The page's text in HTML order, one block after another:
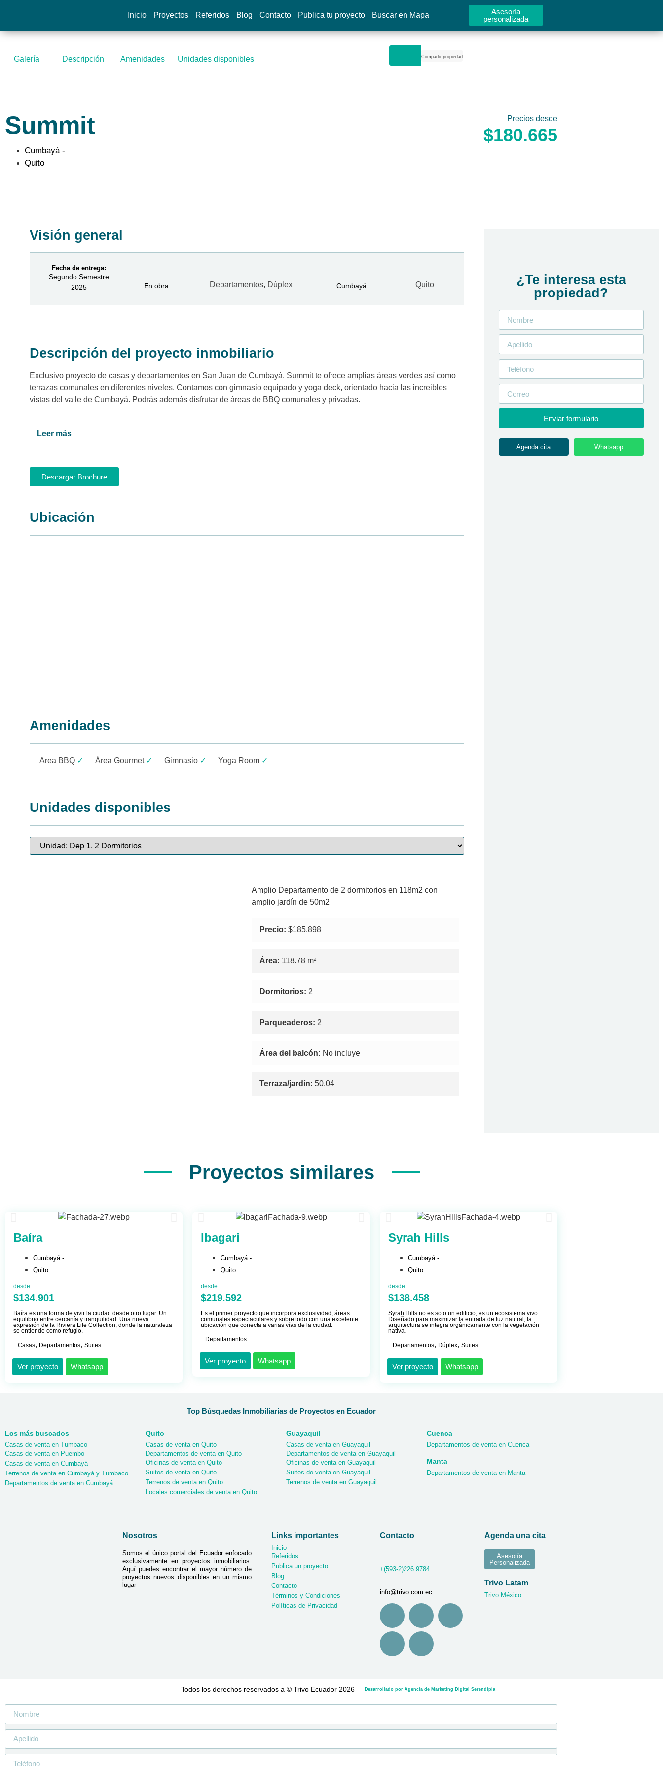
Inicio Proyectos Referidos Blog Contacto Publica tu proyecto Buscar en Mapa
Asesoría
personalizada
Galería Descripción Amenidades Unidades disponibles Compartir propiedad
Summit
Cumbayá -
Quito
Precios desde
$180.665
Visión general
Fecha de entrega:
Segundo Semestre
2025
En obra Departamentos, Dúplex Cumbayá Quito
Descripción del proyecto inmobiliario
Exclusivo proyecto de casas y departamentos en San Juan de Cumbayá. Summit te ofrece amplias áreas verdes así como
terrazas comunales en diferentes niveles. Contamos con gimnasio equipado y yoga deck, orientado hacia las increibles
vistas del valle de Cumbayá. Podrás además disfrutar de áreas de BBQ comunales y privadas.
Leer más
Descargar Brochure
Ubicación
Amenidades
Area BBQ ✓ Área Gourmet✓ Gimnasio ✓ Yoga Room ✓
Unidades disponibles
Amplio Departamento de 2 dormitorios en 118m2 con
amplio jardín de 50m2
Precio: $185.898
Área: 118.78 m²
Dormitorios: 2
Parqueaderos: 2
Área del balcón: No incluye
Terraza/jardín: 50.04
¿Te interesa esta
propiedad?
Enviar formulario
Agenda cita Whatsapp
Proyectos similares
Baíra
Cumbayá -
Quito
desde
$134.901
Baíra es una forma de vivir la ciudad desde otro lugar. Un
equilibrio entre cercanía y tranquilidad. Una nueva
expresión de la Riviera Life Collection, donde la naturaleza
se entiende como refugio.
Casas, Departamentos, Suites
Ver proyecto Whatsapp
Ibagari
Cumbayá -
Quito
desde
$219.592
Es el primer proyecto que incorpora exclusividad, áreas
comunales espectaculares y sobre todo con una excelente
ubicación que conecta a varias vías de la ciudad.
Departamentos
Ver proyecto Whatsapp
Syrah Hills
Cumbayá -
Quito
desde
$138.458
Syrah Hills no es solo un edificio; es un ecosistema vivo.
Diseñado para maximizar la entrada de luz natural, la
arquitectura se integra orgánicamente con la vegetación
nativa.
Departamentos, Dúplex, Suites
Ver proyecto Whatsapp
Top Búsquedas Inmobiliarias de Proyectos en Ecuador
Los más buscados
Casas de venta en Tumbaco
Casas de venta en Puembo
Casas de venta en Cumbayá
Terrenos de venta en Cumbayá y Tumbaco
Departamentos de venta en Cumbayá
Quito
Casas de venta en Quito
Departamentos de venta en Quito
Oficinas de venta en Quito
Suites de venta en Quito
Terrenos de venta en Quito
Locales comerciales de venta en Quito
Guayaquil
Casas de venta en Guayaquil
Departamentos de venta en Guayaquil
Oficinas de venta en Guayaquil
Suites de venta en Guayaquil
Terrenos de venta en Guayaquil
Cuenca
Departamentos de venta en Cuenca
Manta
Departamentos de venta en Manta
Nosotros
Somos el único portal del Ecuador enfocado
exclusivamente en proyectos inmobiliarios.
Aquí puedes encontrar el mayor número de
proyectos nuevos disponibles en un mismo
lugar
Links importantes
Inicio
Referidos
Publica un proyecto
Blog
Contacto
Términos y Condiciones
Políticas de Privacidad
Contacto
+(593-2)226 9784
info@trivo.com.ec
Agenda una cita
Asesoría
Personalizada
Trivo Latam
Trivo México
Todos los derechos reservados a © Trivo Ecuador 2026 Desarrollado por Agencia de Marketing Digital Serendipia